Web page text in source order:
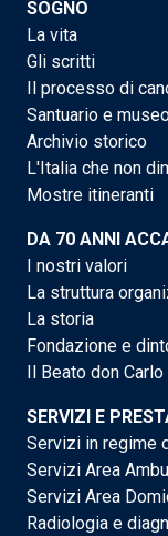
SOGNO
La vita
Gli scritti
Il processo di
Santuario e
Archivio storico
L'Italia che non
Mostre itineranti
DA 70 ANNI
I nostri valori
La struttura
La storia
Fondazione e
Il Beato don
SERVIZI E
Servizi in regime
Servizi Area
Servizi Area
Radiologia e